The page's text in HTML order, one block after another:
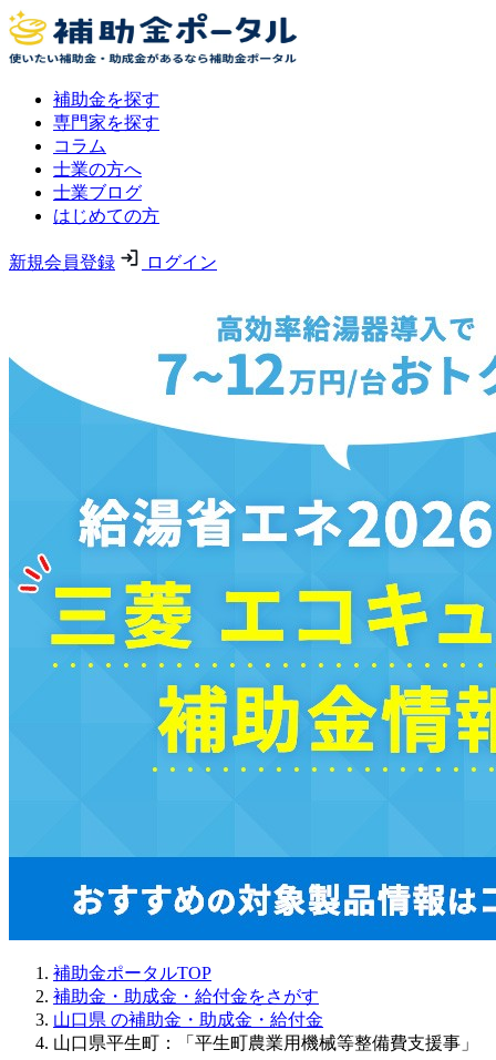
補助金を探す
専門家を探す
コラム
士業の方へ
士業ブログ
はじめての方
新規会員登録 ログイン
補助金ポータルTOP
補助金・助成金・給付金をさがす
山口県 の補助金・助成金・給付金
山口県平生町：「平生町農業用機械等整備費支援事」